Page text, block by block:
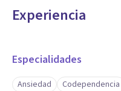
Experiencia
Especialidades
Ansiedad Codependencia